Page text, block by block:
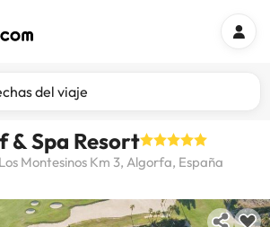
del viaje
& Spa Resort
Montesinos Km 3, Algorfa, España